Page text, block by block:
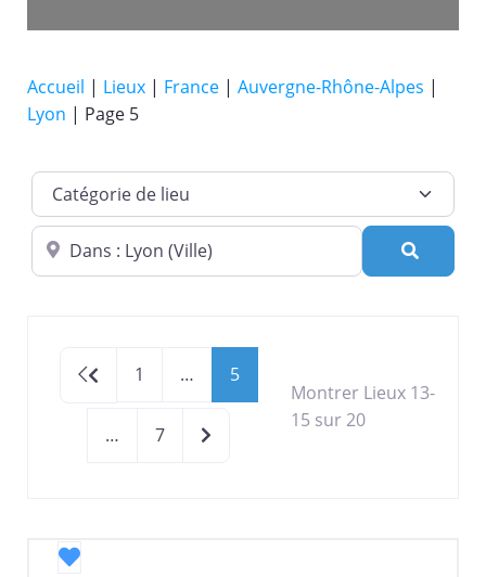
Accueil | Lieux | France | Auvergne-Rhône-Alpes |
Lyon | Page 5
Catégorie de lieu
Dans quelle ville ?
Newer posts
1 … 5
… 7 Older posts
Montrer Lieux 13-
15 sur 20
Favori